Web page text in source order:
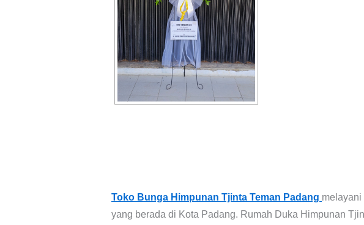
Toko Bunga Himpunan Tjinta Teman Padang melayani
yang berada di Kota Padang. Rumah Duka Himpunan